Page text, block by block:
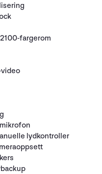
fargerom
video
lydkontroller